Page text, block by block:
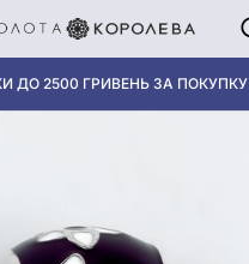
ДО 2500 ГРИВЕНЬ ЗА ПОКУПКУ
(Шарм) з емаллю